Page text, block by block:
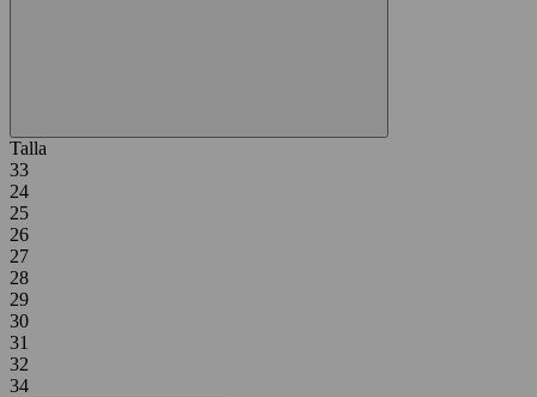
Talla
33
24
25
26
27
28
29
30
31
32
34